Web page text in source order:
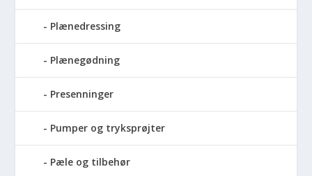
Plænedressing
Plænegødning
Presenninger
Pumper og tryksprøjter
Pæle og tilbehør